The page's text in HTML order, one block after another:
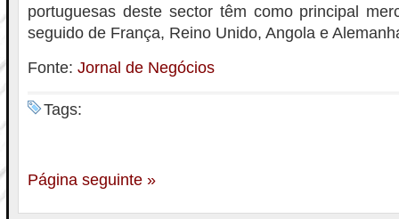
portuguesas deste sector têm como principal
seguido de França, Reino Unido, Angola e
Fonte: Jornal de Negócios
Tags:
Página seguinte »